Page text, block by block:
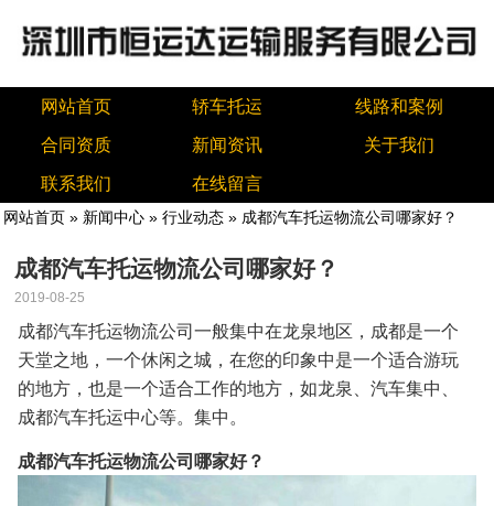
网站首页 轿车托运 线路和案例
合同资质 新闻资讯 关于我们
联系我们 在线留言
网站首页 » 新闻中心 » 行业动态 » 成都汽车托运物流公司哪家好？
成都汽车托运物流公司哪家好？
2019-08-25
成都汽车托运物流公司一般集中在龙泉地区，成都是一个
天堂之地，一个休闲之城，在您的印象中是一个适合游玩
的地方，也是一个适合工作的地方，如龙泉、汽车集中、
成都汽车托运中心等。集中。
成都汽车托运物流公司哪家好？